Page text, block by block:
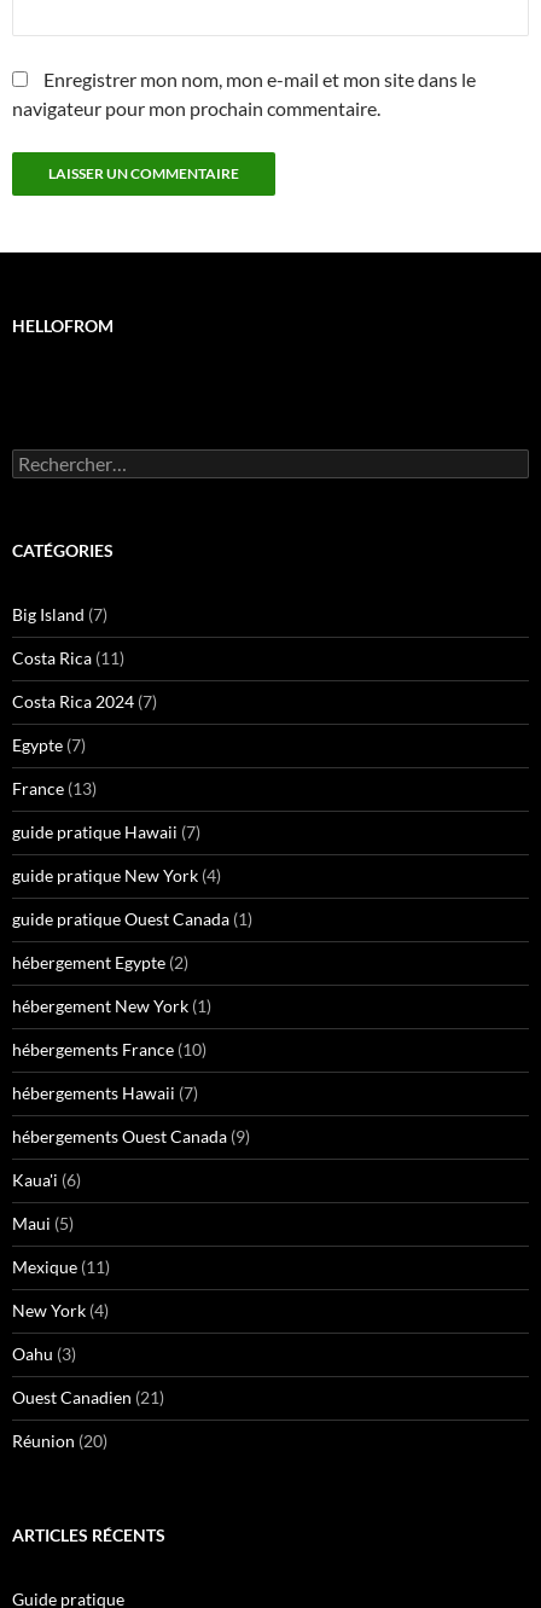
Enregistrer mon nom, mon e-mail et mon site dans le
navigateur pour mon prochain commentaire.
HELLOFROM
Rechercher :
CATÉGORIES
Big Island (7)
Costa Rica (11)
Costa Rica 2024 (7)
Egypte (7)
France (13)
guide pratique Hawaii (7)
guide pratique New York (4)
guide pratique Ouest Canada (1)
hébergement Egypte (2)
hébergement New York (1)
hébergements France (10)
hébergements Hawaii (7)
hébergements Ouest Canada (9)
Kaua'i (6)
Maui (5)
Mexique (11)
New York (4)
Oahu (3)
Ouest Canadien (21)
Réunion (20)
ARTICLES RÉCENTS
Guide pratique